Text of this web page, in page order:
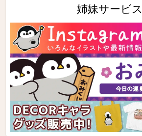
姉妹サービス